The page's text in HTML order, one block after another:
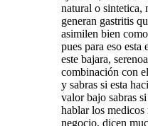
natural o sintetica,
generan gastritis
asimilen bien
pues para eso
este bajara,
combinación con
y sabras si esta
valor bajo sabras
hablar los medicos
negocio, dicen